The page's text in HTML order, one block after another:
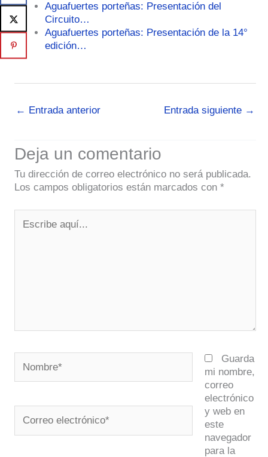
Aguafuertes porteñas: Presentación del
Circuito…
Aguafuertes porteñas: Presentación de la 14°
edición…
← Entrada anterior Entrada siguiente →
Deja un comentario
Tu dirección de correo electrónico no será publicada.
Los campos obligatorios están marcados con *
aquí...
electrónico*
Guarda
mi nombre,
correo
electrónico
y web en
este
navegador
para la